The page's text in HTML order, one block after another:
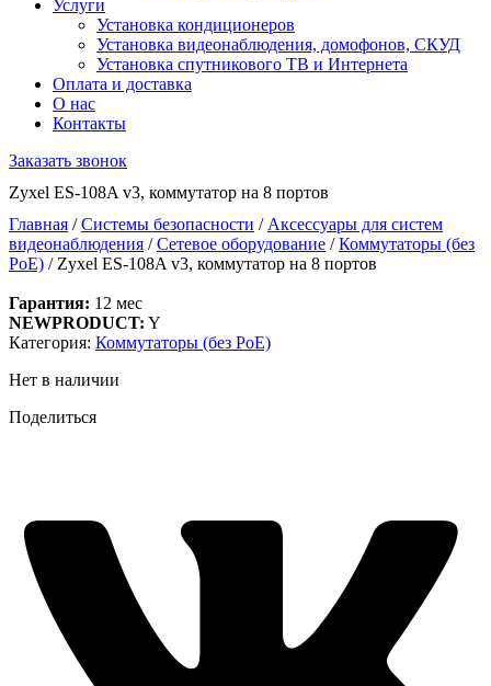
Услуги
Установка кондиционеров
Установка видеонаблюдения, домофонов, СКУД
Установка спутникового ТВ и Интернета
Оплата и доставка
О нас
Контакты
Заказать звонок
Zyxel ES-108A v3, коммутатор на 8 портов
Главная /Системы безопасности / Аксессуары для систем
видеонаблюдения /Сетевое оборудование /Коммутаторы (без
PoE) / Zyxel ES-108A v3, коммутатор на 8 портов
Гарантия: 12 мес
NEWPRODUCT: Y
Категория: Коммутаторы (без PoE)
Нет в наличии
Поделиться